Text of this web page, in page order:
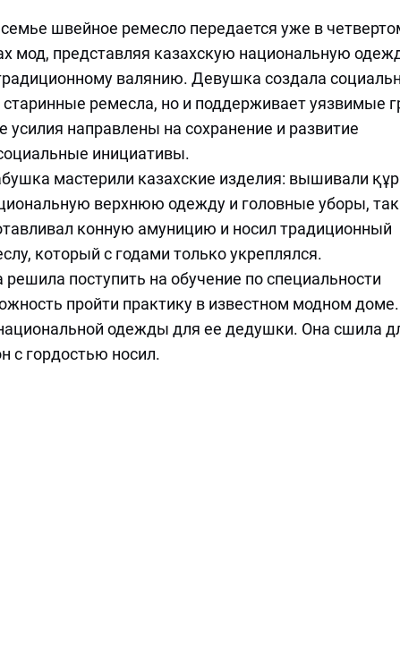
швейное ремесло передается уже в
мод, представляя казахскую национальную
валянию. Девушка создала
старинные ремесла, но и поддерживает уязвимые
усилия направлены на сохранение и развитие
инициативы.
мастерили казахские изделия: вышивали
верхнюю одежду и головные уборы,
конную амуницию и носил традиционный
который с годами только укреплялся.
поступить на обучение по специальности
пройти практику в известном модном доме.
одежды для ее дедушки. Она сшила
с гордостью носил.